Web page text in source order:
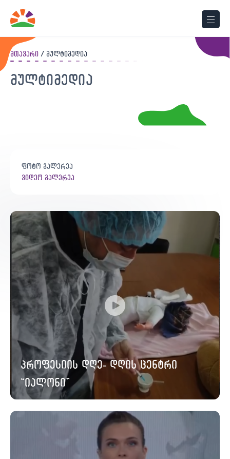
მთავარი მულტიმედია
მულტიმედია
ფოტო გალერეა
ვიდეო გალერეა
პროფესიის დღე- დღის ცენტრი
“იალონი”